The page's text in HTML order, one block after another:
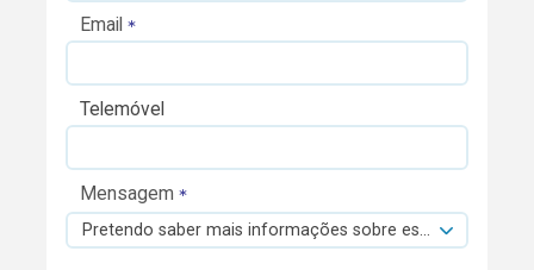
Email
Telemóvel
Mensagem
Pretendo saber mais informações sobre esta viatura.